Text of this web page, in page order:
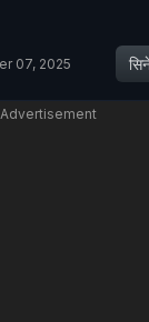
07, 2025
Advertisement